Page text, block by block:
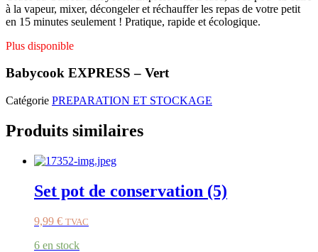
à la vapeur, mixer, décongeler et réchauffer les repas de votre petit
en 15 minutes seulement ! Pratique, rapide et écologique.
Plus disponible
Babycook EXPRESS – Vert
Catégorie PREPARATION ET STOCKAGE
Produits similaires
Set pot de conservation (5)
9,99 € TVAC
6 en stock